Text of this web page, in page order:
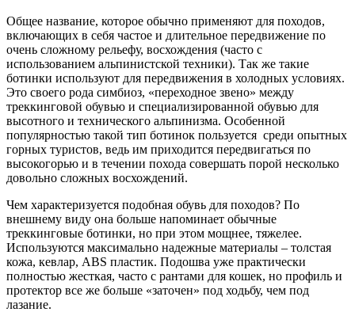
Общее название, которое обычно применяют для походов,
включающих в себя частое и длительное передвижение по
очень сложному рельефу, восхождения (часто с
использованием альпинистской техники). Так же такие
ботинки используют для передвижения в холодных условиях.
Это своего рода симбиоз, «переходное звено» между
треккинговой обувью и специализированной обувью для
высотного и технического альпинизма. Особенной
популярностью такой тип ботинок пользуется среди опытных
горных туристов, ведь им приходится передвигаться по
высокогорью и в течении похода совершать порой несколько
довольно сложных восхождений.
Чем характеризуется подобная обувь для походов? По
внешнему виду она больше напоминает обычные
треккинговые ботинки, но при этом мощнее, тяжелее.
Используются максимально надежные материалы – толстая
кожа, кевлар, ABS пластик. Подошва уже практически
полностью жесткая, часто с рантами для кошек, но профиль и
протектор все же больше «заточен» под ходьбу, чем под
лазание.